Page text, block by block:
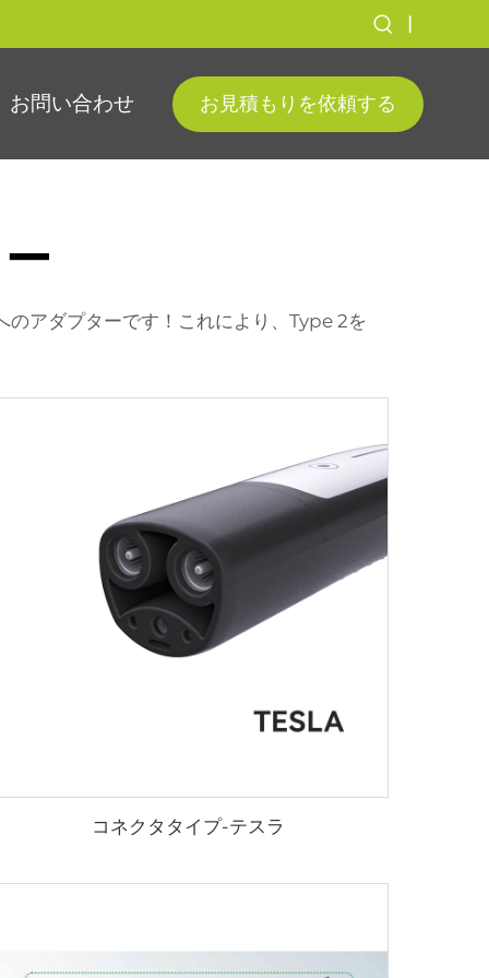
|
お問い合わせ お見積もりを依頼する
アダプターです！これにより、Type 2を
コネクタタイプ-テスラ